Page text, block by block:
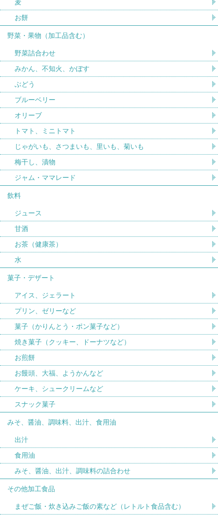
麦
お餅
野菜・果物（加工品含む）
野菜詰合わせ
みかん、不知火、かぼす
ぶどう
ブルーベリー
オリーブ
トマト、ミニトマト
じゃがいも、さつまいも、里いも、菊いも
梅干し、漬物
ジャム・ママレード
飲料
ジュース
甘酒
お茶（健康茶）
水
菓子・デザート
アイス、ジェラート
プリン、ゼリーなど
菓子（かりんとう・ポン菓子など）
焼き菓子（クッキー、ドーナツなど）
お煎餅
お饅頭、大福、ようかんなど
ケーキ、シュークリームなど
スナック菓子
みそ、醤油、調味料、出汁、食用油
出汁
食用油
みそ、醤油、出汁、調味料の詰合わせ
その他加工食品
まぜご飯・炊き込みご飯の素など（レトルト食品含む）